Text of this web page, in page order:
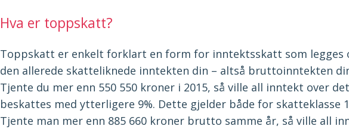
Hva er toppskatt?
Toppskatt er enkelt forklart en form for inntektsskatt som legges
den allerede skatteliknede inntekten din – altså bruttoinntekten
Tjente du mer enn 550 550 kroner i 2015, så ville all inntekt over
beskattes med ytterligere 9%. Dette gjelder både for skatteklasse
Tjente man mer enn 885 660 kroner brutto samme år, så ville all